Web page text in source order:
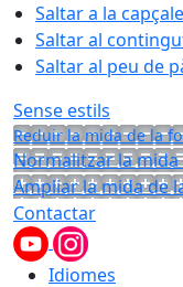
Saltar a la
Saltar al
Saltar al peu de
Sense estils
Reduir la mida de la
Normalitzar la
Ampliar la mida de
Contactar
Idiomes